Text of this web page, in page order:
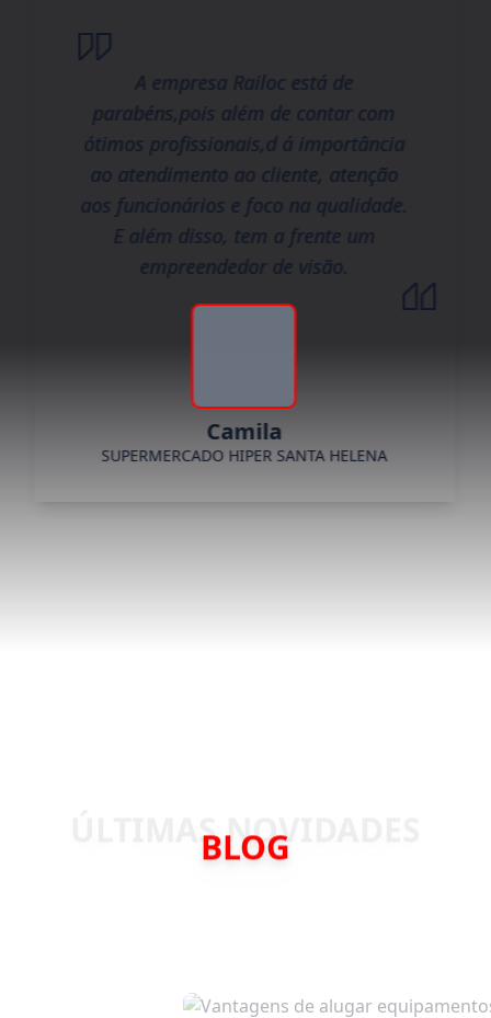
A empresa Railoc está de
parabéns,pois além de contar com
ótimos profissionais,d á importância
ao atendimento ao cliente, atenção
aos funcionários e foco na qualidade.
E além disso, tem a frente um
empreendedor de visão.
Camila
SUPERMERCADO HIPER SANTA HELENA
BLOG